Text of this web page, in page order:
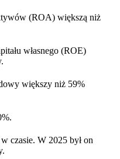
(ROA) większą niż
własnego (ROE)
większy niż 59%
czasie. W 2025 był on